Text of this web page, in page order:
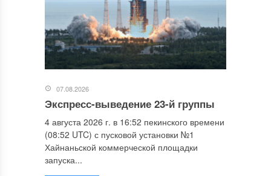
07.08.2026
Экспресс-выведение 23-й группы
4 августа 2026 г. в 16:52 пекинского времени
(08:52 UTC) с пусковой установки №1
Хайнаньской коммерческой площадки
запуска...